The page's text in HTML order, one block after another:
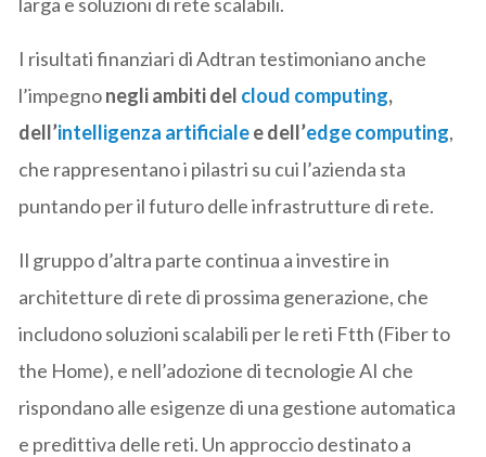
I risultati finanziari di Adtran testimoniano anche
l’impegnonegli ambiti del cloud computing,
dell’intelligenza artificialee dell’edge computing,
che rappresentano i pilastri su cui l’azienda sta
puntando per il futuro delle infrastrutture di rete.
Il gruppo d’altra parte continua a investire in
architetture di rete di prossima generazione, che
includono soluzioni scalabili per le reti Ftth (Fiber to
the Home), e nell’adozione di tecnologie AI che
rispondano alle esigenze di una gestione automatica
e predittiva delle reti. Un approccio destinato a